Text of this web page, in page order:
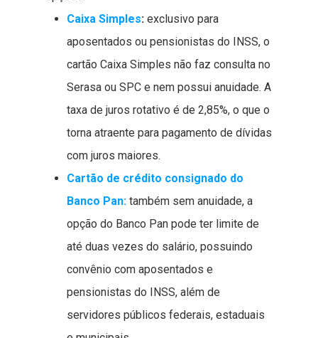
Caixa Simples: exclusivo para
aposentados ou pensionistas do INSS, o
cartão Caixa Simples não faz consulta no
Serasa ou SPC e nem possui anuidade. A
taxa de juros rotativo é de 2,85%, o que o
torna atraente para pagamento de dívidas
com juros maiores.
Cartão de crédito consignado do
Banco Pan: também sem anuidade, a
opção do Banco Pan pode ter limite de
até duas vezes do salário, possuindo
convênio com aposentados e
pensionistas do INSS, além de
servidores públicos federais, estaduais